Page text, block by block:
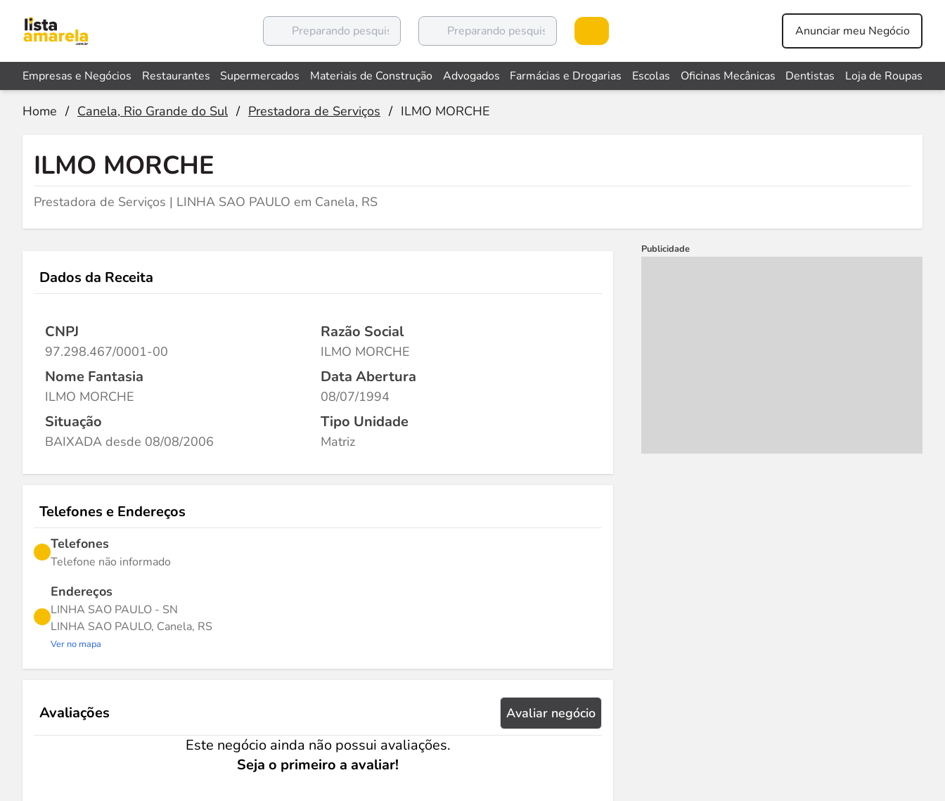
Anunciar meu Negócio
Empresas e Negócios Restaurantes Supermercados Materiais de Construção Advogados Farmácias e Drogarias Escolas Oficinas Mecânicas Dentistas Loja de Roupas
Home / Canela, Rio Grande do Sul / Prestadora de Serviços / ILMO MORCHE
ILMO MORCHE
Prestadora de Serviços | LINHA SAO PAULO em Canela, RS
Dados da Receita
CNPJ
97.298.467/0001-00
Razão Social
ILMO MORCHE
Nome Fantasia
ILMO MORCHE
Data Abertura
08/07/1994
Situação
BAIXADA desde 08/08/2006
Tipo Unidade
Matriz
Telefones e Endereços
Telefones
Telefone não informado
Endereços
LINHA SAO PAULO - SN
LINHA SAO PAULO, Canela, RS
Ver no mapa
Avaliações Avaliar negócio
Este negócio ainda não possui avaliações.
Seja o primeiro a avaliar!
Publicidade